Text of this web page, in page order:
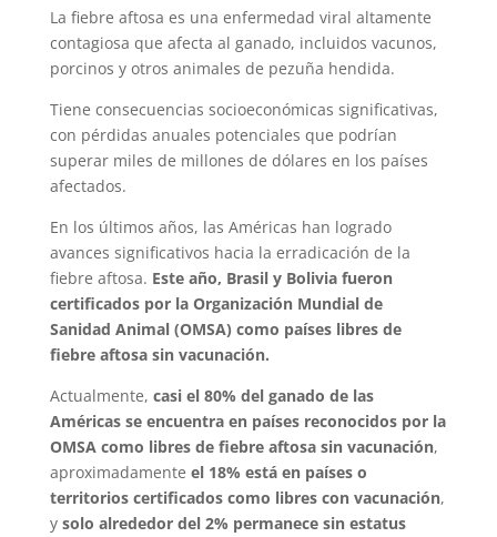
La fiebre aftosa es una enfermedad viral altamente
contagiosa que afecta al ganado, incluidos vacunos,
porcinos y otros animales de pezuña hendida.
Tiene consecuencias socioeconómicas significativas,
con pérdidas anuales potenciales que podrían
superar miles de millones de dólares en los países
afectados.
En los últimos años, las Américas han logrado
avances significativos hacia la erradicación de la
fiebre aftosa. Este año, Brasil y Bolivia fueron
certificados por la Organización Mundial de
Sanidad Animal (OMSA) como países libres de
fiebre aftosa sin vacunación.
Actualmente, casi el 80% del ganado de las
Américas se encuentra en países reconocidos por la
OMSA como libres de fiebre aftosa sin vacunación,
aproximadamente el 18% está en países o
territorios certificados como libres con vacunación,
y solo alrededor del 2% permanece sin estatus